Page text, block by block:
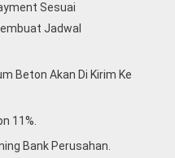
Sesuai
Jadwal
Beton Akan Di Kirim Ke
11%.
Bank Perusahan.